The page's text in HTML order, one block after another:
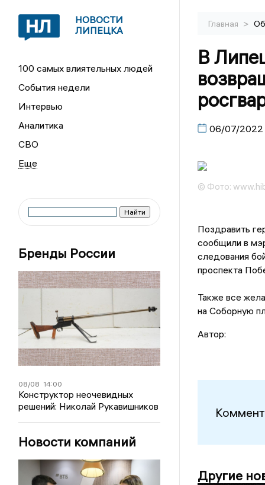
НОВОСТИ
ЛИПЕЦКА
100 самых влиятельных людей
События недели
Интервью
Аналитика
СВО
Бренды России
08/08 14:00
Конструктор неочевидных
решений: Николай Рукавишников
Новости компаний
Главная >
В
06/07/2022
© Фото:
Поздравить
сообщили в
следования
проспекта
Также все
на Соборную
Автор:
Другие